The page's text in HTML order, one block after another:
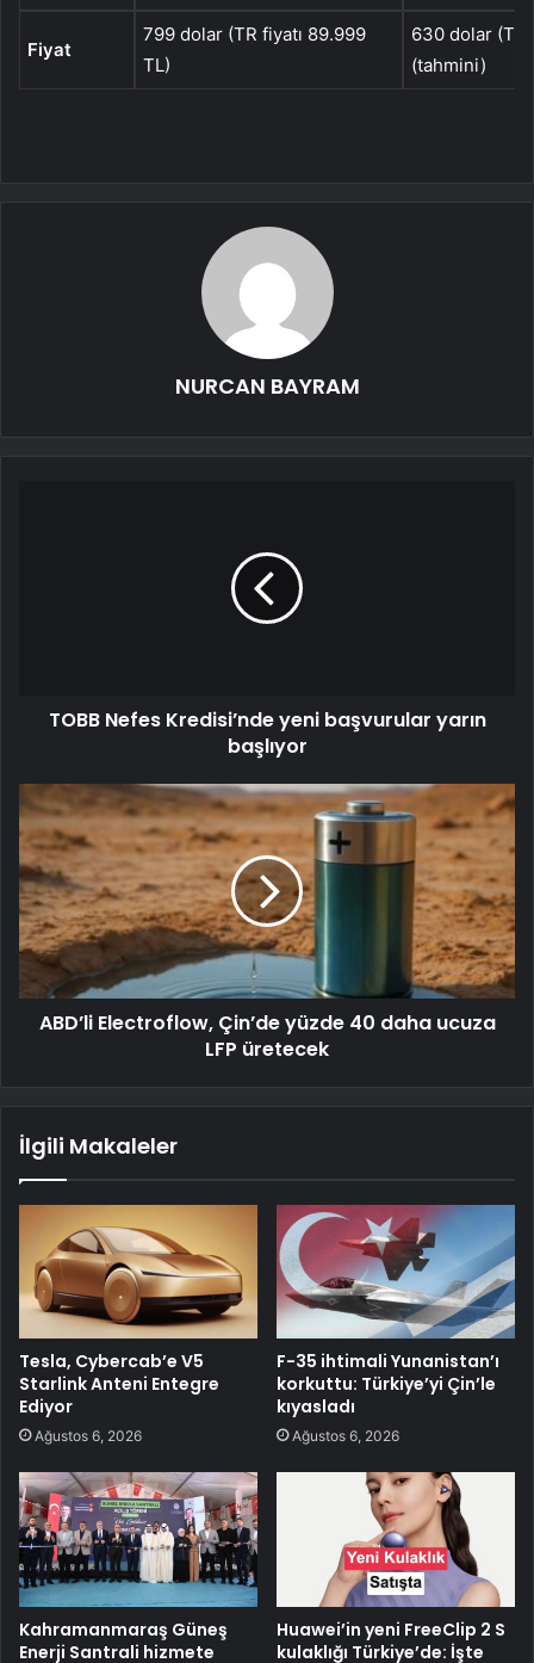
Fiyat
799 dolar (TR fiyatı 89.999
TL)
630 dolar (TR
(tahmini)
NURCAN BAYRAM
TOBB Nefes Kredisi’nde yeni başvurular yarın
başlıyor
ABD’li Electroflow, Çin’de yüzde 40 daha ucuza
LFP üretecek
İlgili Makaleler
Tesla, Cybercab’e V5
Starlink Anteni Entegre
Ediyor
Ağustos 6, 2026
F-35 ihtimali Yunanistan’ı
korkuttu: Türkiye’yi Çin’le
kıyasladı
Ağustos 6, 2026
Kahramanmaraş Güneş
Enerji Santrali hizmete
Huawei’in yeni FreeClip 2 S
kulaklığı Türkiye’de: İşte